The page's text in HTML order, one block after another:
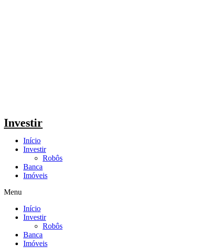
Investir
Início
Investir
Robôs
Banca
Imóveis
Menu
Início
Investir
Robôs
Banca
Imóveis